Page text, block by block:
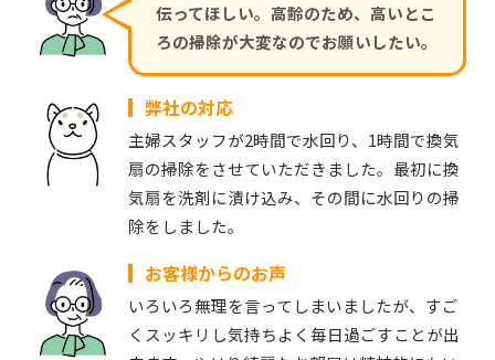
伝ってほしい。高齢のため、高いとこ
ろの掃除が大変なのでお願いしたい。
弊社の対応
主婦スタッフが2時間で水回り、1時間で換気
扇の掃除をさせていただきました。最初に換
気扇を洗剤に漬け込み、その間に水回りの掃
除をしました。
お客様からのお声
いろいろ無理を言ってしまいましたが、すご
くスッキリし気持ちよく毎日過ごすことが出